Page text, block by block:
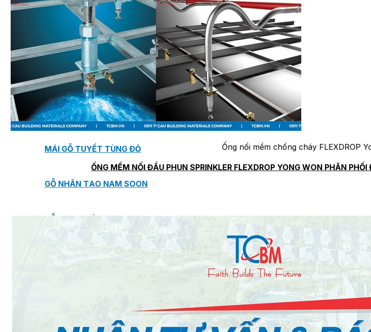
PREMIUM - COPPER PRESTIGE ULTIMETAL HD
PREMIUM - COPPER PRESTIGE COMPACT PLUS
PREMIUM - COPPER PRESTIGE ELITE
PREMIUM - COPPER PRESTIGE TRADITIONAL
TẤM ỐP VOX
TẤM ỐP TRẦN INFRATOP
TẤM ỐP TƯỜNG MAX-3
TẤM ỐP ĐA NĂNG FRONTO
MÁI GỖ TUYẾT TÙNG ĐỎ
GỖ NHÂN TẠO NAM SOON
GỖ SINH THÁI NOVANO
VÁN OSB (VÁN DĂM ĐỊNH HƯỚNG)
MASTER COPPO (KIỂU DÁNG NGÓI ĐỊA TRUNG HẢI)
Ống nối mềm chống cháy FLEXDROP
ỐNG MỀM NỐI ĐẦU PHUN SPRINKLER FLEXDROP YONG WON PHÂN